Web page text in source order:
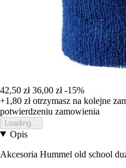
42,50 zł 36,00 zł -15%
+1,80 złotrzymasz na kolejne
potwierdzeniu zamowienia
Loading...
Opis
Akcesoria Hummel old school